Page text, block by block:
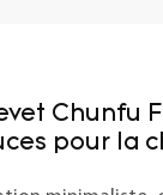
Chunfu
pour la